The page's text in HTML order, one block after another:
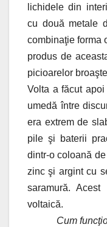
lichidele din
cu două metale
combinaţie forma
produs de
picioarelor
Volta a făcut
umedă între
era extrem de
pile şi baterii
dintr-o coloană
zinc şi argint cu
saramură.
voltaică.
Cum